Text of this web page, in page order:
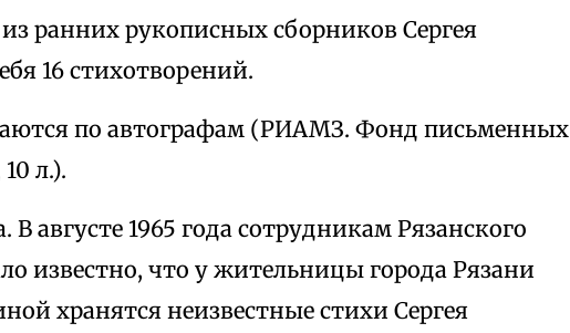
ранних рукописных сборников Сергея
16 стихотворений.
по автографам (РИАМЗ. Фонд письменных
л.).
августе 1965 года сотрудникам Рязанского
известно, что у жительницы города Рязани
хранятся неизвестные стихи Сергея